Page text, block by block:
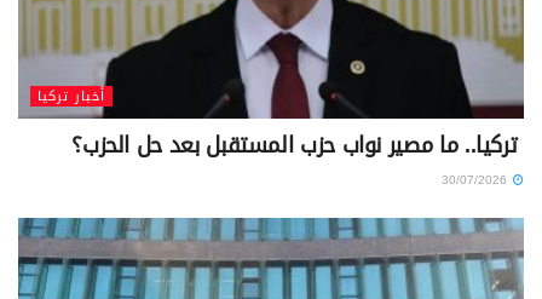
أخبار تركيا
تركيا.. ما مصير نواب حزب المستقبل بعد حل الحزب؟